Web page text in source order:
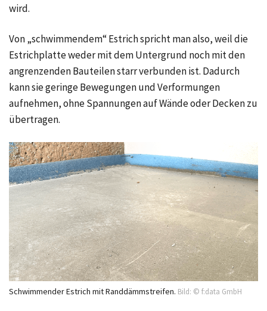
wird.
Von „schwimmendem“ Estrich spricht man also, weil die
Estrichplatte weder mit dem Untergrund noch mit den
angrenzenden Bauteilen starr verbunden ist. Dadurch
kann sie geringe Bewegungen und Verformungen
aufnehmen, ohne Spannungen auf Wände oder Decken zu
übertragen.
Schwimmender Estrich mit Randdämmstreifen. Bild: © f:data GmbH